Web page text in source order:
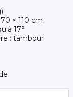
× 110 cm
17°
: tambour